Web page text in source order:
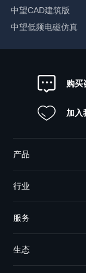
中望CAD建筑版
中望低频电磁仿真
购买
加入
产品
行业
服务
生态